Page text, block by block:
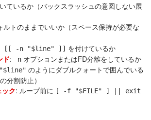
ているか（バックスラッシュの意図しない展
ルトのままでいいか（スペース保持が必要な
[[ -n "$line" ]] を付けているか
ド: -n オプションまたはFD分離をしているか
"$line" のようにダブルクォートで囲んでいる
分割防止）
ク: ループ前に
[ -f "$FILE" ] || exit